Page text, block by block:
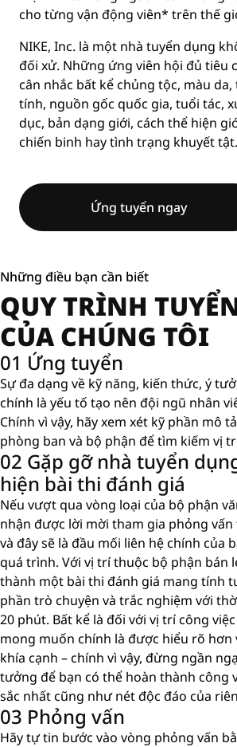
cho từng vận động viên* trên thế
NIKE, Inc. là một nhà tuyển dụng
đối xử. Những ứng viên hội đủ tiêu
cân nhắc bất kể chủng tộc, màu
tính, nguồn gốc quốc gia, tuổi tác,
dục, bản dạng giới, cách thể hiện
chiến binh hay tình trạng khuyết tật.
Ứng tuyển ngay
Những điều bạn cần biết
QUY TRÌNH
CỦA CHÚNG TÔI
01 Ứng tuyển
Sự đa dạng về kỹ năng, kiến ​​thức, ý
chính là yếu tố tạo nên đội ngũ nhân
Chính vì vậy, hãy xem xét kỹ phần mô
phòng ban và bộ phận để tìm kiếm vị
02 Gặp gỡ nhà tuyển
hiện bài thi đánh giá
Nếu vượt qua vòng loại của bộ phận
nhận được lời mời tham gia phỏng
và đây sẽ là đầu mối liên hệ chính của
quá trình. Với vị trí thuộc bộ phận bán
thành một bài thi đánh giá mang tính
phần trò chuyện và trắc nghiệm với
20 phút. Bất kể là đối với vị trí công
mong muốn chính là được hiểu rõ hơn
khía cạnh – chính vì vậy, đừng ngần
tưởng để bạn có thể hoàn thành công
sắc nhất cũng như nét độc đáo của
03 Phỏng vấn
Hãy tự tin bước vào vòng phỏng vấn